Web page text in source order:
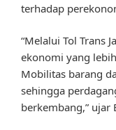
terhadap
“Melalui Tol Trans
ekonomi yang
Mobilitas barang
sehingga
berkembang,” ujar